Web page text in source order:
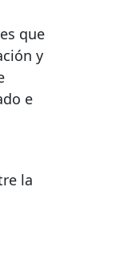
que
y
e
la